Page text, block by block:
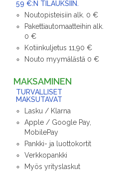
59 €:N TILAUKSIIN.
Noutopisteisiin alk. 0 €
Pakettiautomaatteihin alk.
0 €
Kotiinkuljetus 11,90 €
Nouto myymälästä 0 €
MAKSAMINEN
TURVALLISET
MAKSUTAVAT
Lasku / Klarna
Apple / Google Pay,
MobilePay
Pankki- ja luottokortit
Verkkopankki
Myös yrityslaskut